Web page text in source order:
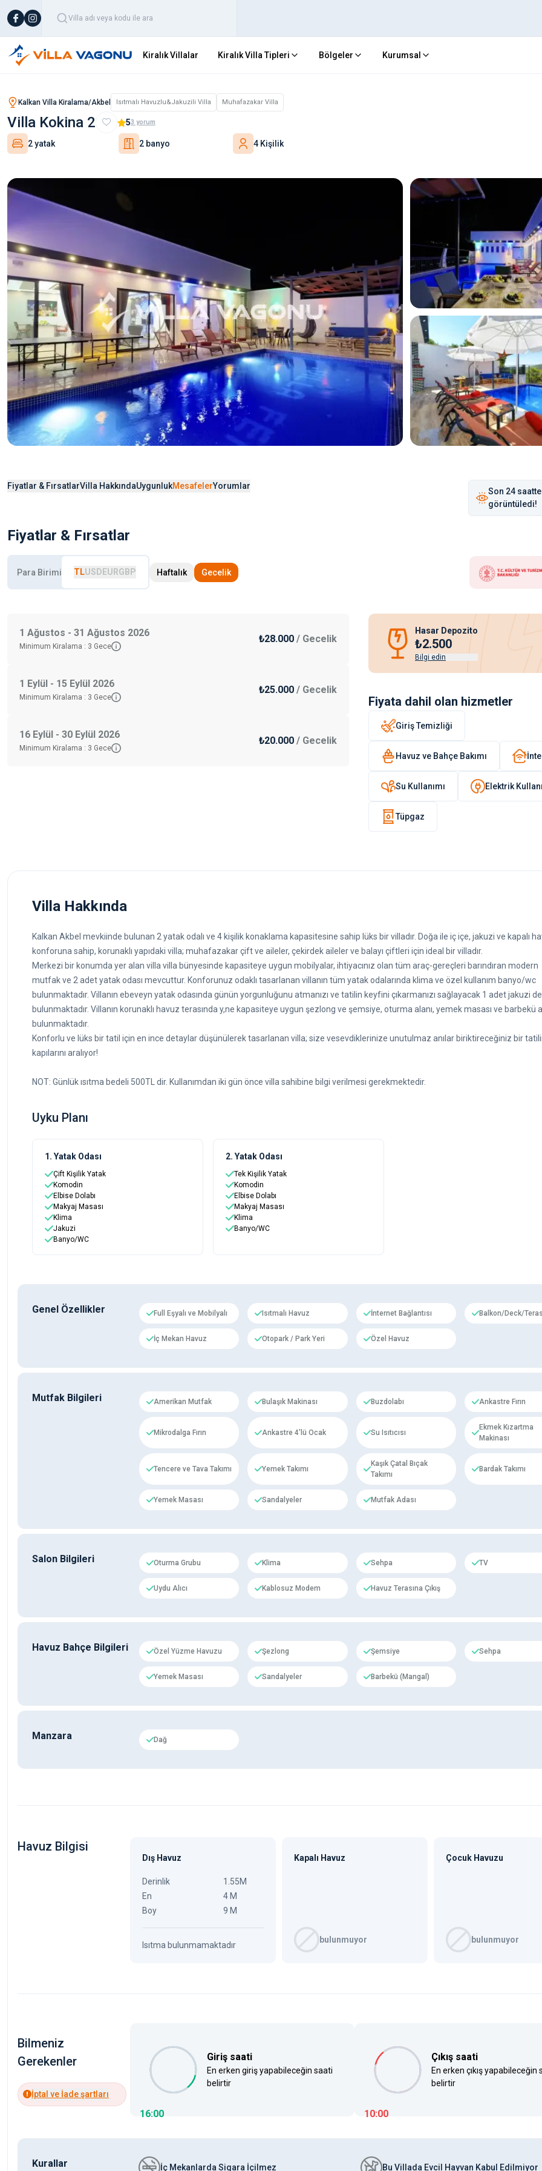
Kiralık Villalar Kiralık Villa Tipleri Bölgeler Kurumsal
Kalkan Villa Kiralama/Akbel Isıtmalı Havuzlu&Jakuzili Villa Muhafazakar Villa
Villa Kokina 2 53 yorum
2 yatak 2 banyo 4 Kişilik
Fiyatlar & FırsatlarVilla HakkındaUygunlukMesafelerYorumlar
Son 24 saatte
görüntüledi!
Fiyatlar & Fırsatlar
Para Birimi TLUSD EURGBP Haftalık Gecelik
1 Ağustos - 31 Ağustos 2026
Minimum Kiralama : 3 Gece
₺28.000 / Gecelik
1 Eylül - 15 Eylül 2026
Minimum Kiralama : 3 Gece
₺25.000 / Gecelik
16 Eylül - 30 Eylül 2026
Minimum Kiralama : 3 Gece
₺20.000 / Gecelik
Hasar Depozito
₺2.500
Bilgi edin
Fiyata dahil olan hizmetler
Giriş Temizliği
Havuz ve Bahçe Bakımı
Su Kullanımı Elektrik
Tüpgaz
Villa Hakkında
Kalkan Akbel mevkiinde bulunan 2 yatak odalı ve 4 kişilik konaklama kapasitesine sahip lüks bir villadır. Doğa ile iç içe, jakuzi ve kapalı
konforuna sahip, korunaklı yapıdaki villa; muhafazakar çift ve aileler, çekirdek aileler ve balayı çiftleri için ideal bir villadır.
Merkezi bir konumda yer alan villa villa bünyesinde kapasiteye uygun mobilyalar, ihtiyacınız olan tüm araç-gereçleri barındıran modern
mutfak ve 2 adet yatak odası mevcuttur. Konforunuz odaklı tasarlanan villanın tüm yatak odalarında klima ve özel kullanım banyo/wc
bulunmaktadır. Villanın ebeveyn yatak odasında günün yorgunluğunu atmanızı ve tatilin keyfini çıkarmanızı sağlayacak 1 adet jakuzi de
bulunmaktadır. Villanın korunaklı havuz terasında y,ne kapasiteye uygun şezlong ve şemsiye, oturma alanı, yemek masası ve barbekü
bulunmaktadır.
Konforlu ve lüks bir tatil için en ince detaylar düşünülerek tasarlanan villa; size vesevdiklerinize unutulmaz anılar biriktireceğiniz bir
kapılarını aralıyor!
NOT: Günlük ısıtma bedeli 500TL dir. Kullanımdan iki gün önce villa sahibine bilgi verilmesi gerekmektedir.
Uyku Planı
1. Yatak Odası
Çift Kişilik Yatak
Komodin
Elbise Dolabı
Makyaj Masası
Klima
Jakuzi
Banyo/WC
2. Yatak Odası
Tek Kişilik Yatak
Komodin
Elbise Dolabı
Makyaj Masası
Klima
Banyo/WC
Genel Özellikler Full Eşyalı ve Mobilyalı Isıtmalı Havuz İnternet Bağlantısı Balkon/Deck/
İç Mekan Havuz Otopark / Park Yeri Özel Havuz
Mutfak Bilgileri Amerikan Mutfak Bulaşık Makinası Buzdolabı Ankastre Fırın
Mikrodalga Fırın Ankastre 4'lü Ocak Su Isıtıcısı
Ekmek Kızartma
Makinası
Tencere ve Tava Takımı Yemek Takımı
Kaşık Çatal Bıçak
Takımı
Bardak Takımı
Yemek Masası Sandalyeler Mutfak Adası
Salon Bilgileri Oturma Grubu Klima Sehpa TV
Uydu Alıcı Kablosuz Modem Havuz Terasına Çıkış
Havuz Bahçe Bilgileri Özel Yüzme Havuzu Şezlong Şemsiye Sehpa
Yemek Masası Sandalyeler Barbekü (Mangal)
Manzara Dağ
Havuz Bilgisi
Dış Havuz
Derinlik
1.55M
En
4 M
Boy
9 M
Isıtma bulunmamaktadır
Kapalı Havuz
bulunmuyor
Çocuk Havuzu
bulunmuyor
Bilmeniz
Gerekenler
İptal ve İade şartları
16:00
Giriş saati
En erken giriş yapabileceğin saati
belirtir
10:00
Çıkış saati
En erken çıkış yapabileceğin
belirtir
Kurallar İç Mekanlarda Sigara İçilmez Bu Villada Evcil Hayvan Kabul Edilmiyor